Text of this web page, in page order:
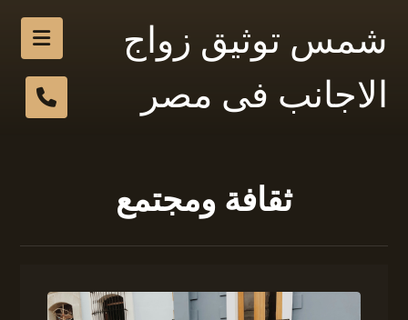
شمس توثيق زواج
الاجانب فى مصر
ثقافة ومجتمع